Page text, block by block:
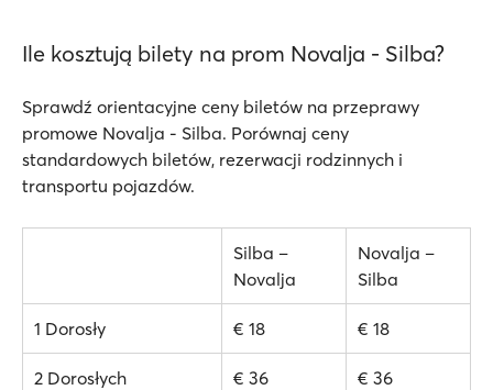
Ile kosztują bilety na prom Novalja - Silba?
Sprawdź orientacyjne ceny biletów na przeprawy
promowe Novalja - Silba. Porównaj ceny
standardowych biletów, rezerwacji rodzinnych i
transportu pojazdów.
Silba –
Novalja
Novalja –
Silba
1 Dorosły € 18 € 18
2 Dorosłych € 36 € 36